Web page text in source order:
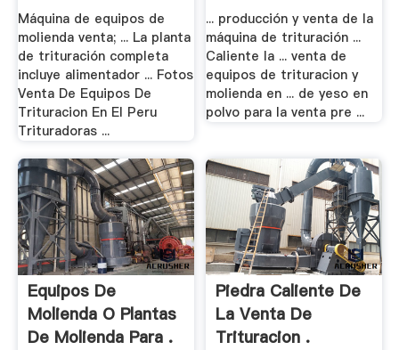
Máquina de equipos de
molienda venta; ... La planta
de trituración completa
incluye alimentador ... Fotos
Venta De Equipos De
Trituracion En El Peru
Trituradoras ...
... producción y venta de la
máquina de trituración ...
Caliente la ... venta de
equipos de trituracion y
molienda en ... de yeso en
polvo para la venta pre ...
Equipos De
Molienda O Plantas
De Molienda Para .
Piedra Caliente De
La Venta De
Trituracion .